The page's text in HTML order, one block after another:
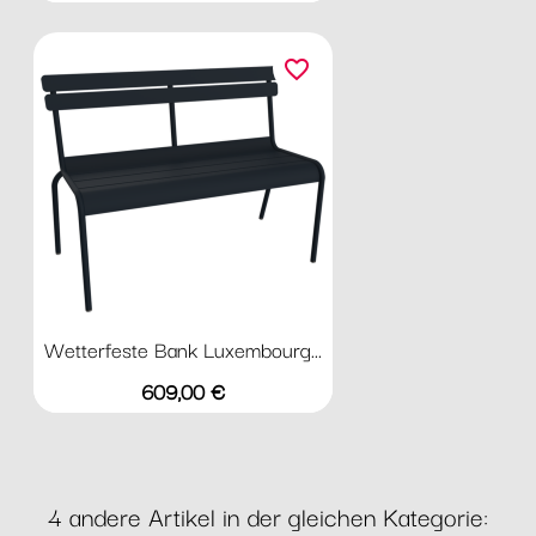
Wetterfeste Bank Luxembourg...
Preis
609,00 €
favorite_border
4 andere Artikel in der gleichen Kategorie: